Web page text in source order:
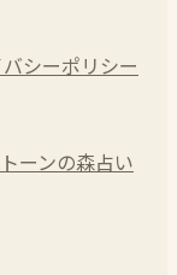
シーポリシー
ーンの森占い